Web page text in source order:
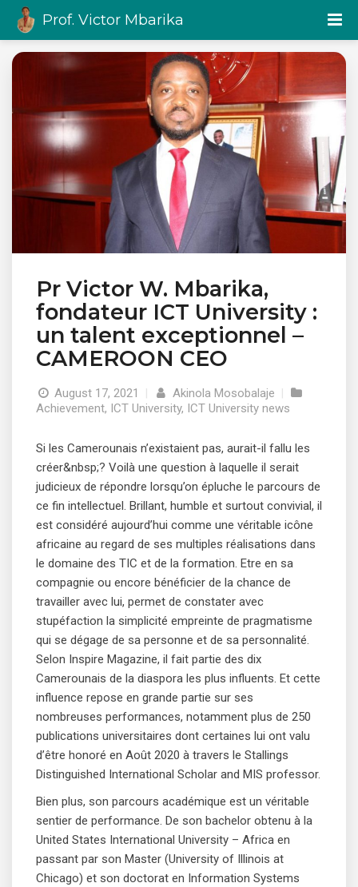
Prof. Victor Mbarika
Pr Victor W. Mbarika,
fondateur ICT University :
un talent exceptionnel –
CAMEROON CEO
August 17, 2021 | Akinola Mosobalaje |
Achievement, ICT University, ICT University news
Si les Camerounais n’existaient pas, aurait-il fallu les
créer&nbsp;? Voilà une question à laquelle il serait
judicieux de répondre lorsqu’on épluche le parcours de
ce fin intellectuel. Brillant, humble et surtout convivial, il
est considéré aujourd’hui comme une véritable icône
africaine au regard de ses multiples réalisations dans
le domaine des TIC et de la formation. Etre en sa
compagnie ou encore bénéficier de la chance de
travailler avec lui, permet de constater avec
stupéfaction la simplicité empreinte de pragmatisme
qui se dégage de sa personne et de sa personnalité.
Selon Inspire Magazine, il fait partie des dix
Camerounais de la diaspora les plus influents. Et cette
influence repose en grande partie sur ses
nombreuses performances, notamment plus de 250
publications universitaires dont certaines lui ont valu
d’être honoré en Août 2020 à travers le Stallings
Distinguished International Scholar and MIS professor.
Bien plus, son parcours académique est un véritable
sentier de performance. De son bachelor obtenu à la
United States International University – Africa en
passant par son Master (University of Illinois at
Chicago) et son doctorat en Information Systems